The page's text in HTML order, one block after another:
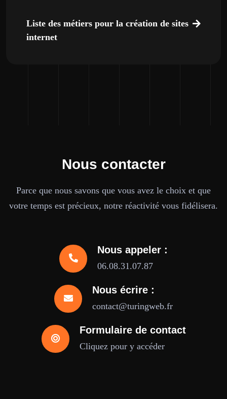
Liste des métiers pour la création de sites
internet
Nous contacter
Parce que nous savons que vous avez le choix et que
votre temps est précieux, notre réactivité vous fidélisera.
Nous appeler :
06.08.31.07.87
Nous écrire :
contact@turingweb.fr
Formulaire de contact
Cliquez pour y accéder